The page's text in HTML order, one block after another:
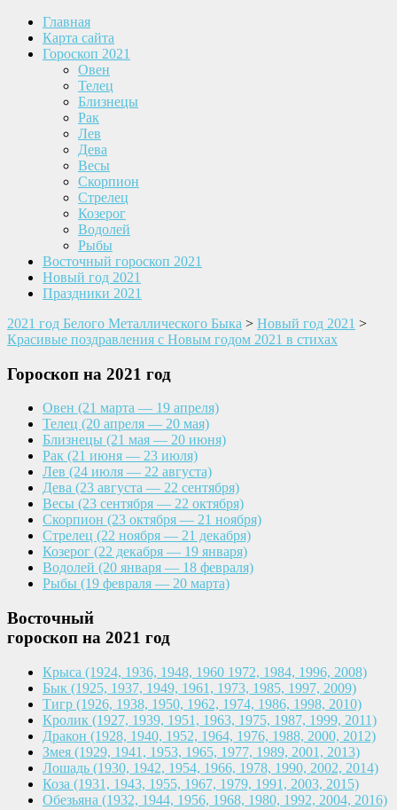
Главная
Карта сайта
Гороскоп 2021
Овен
Телец
Близнецы
Рак
Лев
Дева
Весы
Скорпион
Стрелец
Козерог
Водолей
Рыбы
Восточный гороскоп 2021
Новый год 2021
Праздники 2021
2021 год Белого Металлического Быка > Новый год 2021 >
Красивые поздравления с Новым годом 2021 в стихах
Гороскоп на 2021 год
Овен (21 марта — 19 апреля)
Телец (20 апреля — 20 мая)
Близнецы (21 мая — 20 июня)
Рак (21 июня — 23 июля)
Лев (24 июля — 22 августа)
Дева (23 августа — 22 сентября)
Весы (23 сентября — 22 октября)
Скорпион (23 октября — 21 ноября)
Стрелец (22 ноября — 21 декабря)
Козерог (22 декабря — 19 января)
Водолей (20 января — 18 февраля)
Рыбы (19 февраля — 20 марта)
Восточный
гороскоп на 2021 год
Крыса (1924, 1936, 1948, 1960 1972, 1984, 1996, 2008)
Бык (1925, 1937, 1949, 1961, 1973, 1985, 1997, 2009)
Тигр (1926, 1938, 1950, 1962, 1974, 1986, 1998, 2010)
Кролик (1927, 1939, 1951, 1963, 1975, 1987, 1999, 2011)
Дракон (1928, 1940, 1952, 1964, 1976, 1988, 2000, 2012)
Змея (1929, 1941, 1953, 1965, 1977, 1989, 2001, 2013)
Лошадь (1930, 1942, 1954, 1966, 1978, 1990, 2002, 2014)
Коза (1931, 1943, 1955, 1967, 1979, 1991, 2003, 2015)
Обезьяна (1932, 1944, 1956, 1968, 1980, 1992, 2004, 2016)